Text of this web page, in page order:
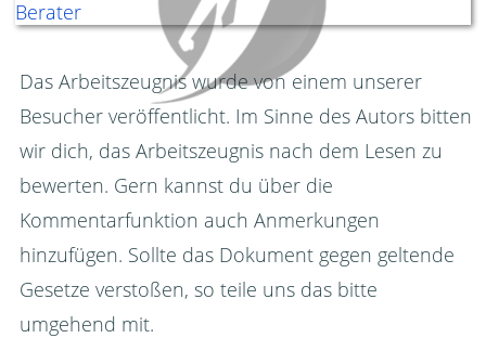
Das Arbeitszeugnis wurde von einem unserer
Besucher veröffentlicht. Im Sinne des Autors bitten
wir dich, das Arbeitszeugnis nach dem Lesen zu
bewerten. Gern kannst du über die
Kommentarfunktion auch Anmerkungen
hinzufügen. Sollte das Dokument gegen geltende
Gesetze verstoßen, so teile uns das bitte
umgehend mit.